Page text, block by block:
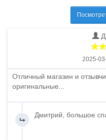
2025-
Отличный магазин и
оригинальные...
Дмитрий, большое